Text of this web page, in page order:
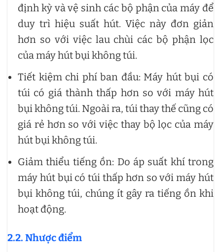
định kỳ và vệ sinh các bộ phận của máy để
duy trì hiệu suất hút. Việc này đơn giản
hơn so với việc lau chùi các bộ phận lọc
của máy hút bụi không túi.
Tiết kiệm chi phí ban đầu: Máy hút bụi có
túi có giá thành thấp hơn so với máy hút
bụi không túi. Ngoài ra, túi thay thế cũng có
giá rẻ hơn so với việc thay bộ lọc của máy
hút bụi không túi.
Giảm thiểu tiếng ồn: Do áp suất khí trong
máy hút bụi có túi thấp hơn so với máy hút
bụi không túi, chúng ít gây ra tiếng ồn khi
hoạt động.
2.2. Nhược điểm